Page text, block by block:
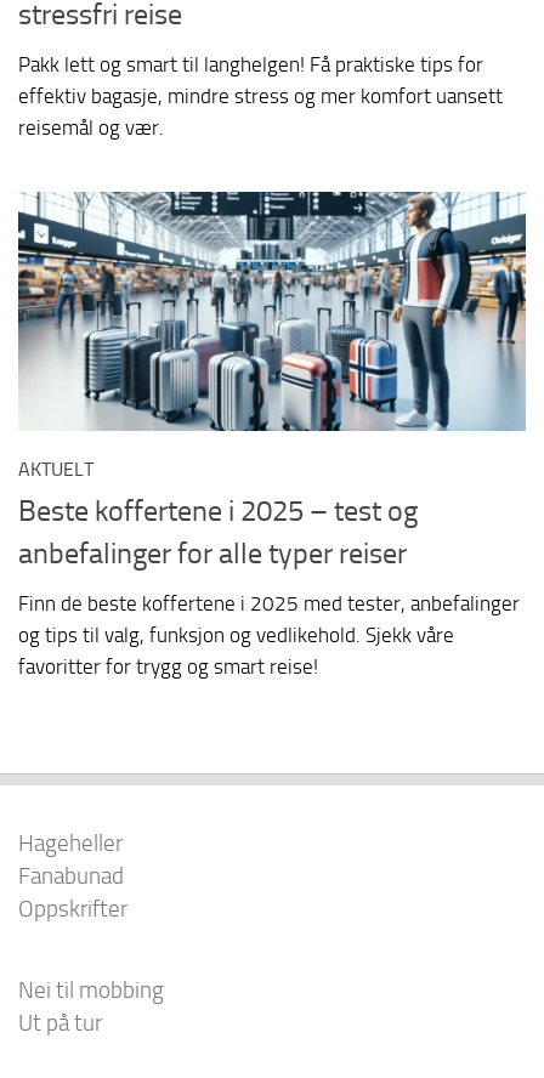
stressfri reise
Pakk lett og smart til langhelgen! Få praktiske tips for
effektiv bagasje, mindre stress og mer komfort uansett
reisemål og vær.
AKTUELT
Beste koffertene i 2025 – test og
anbefalinger for alle typer reiser
Finn de beste koffertene i 2025 med tester, anbefalinger
og tips til valg, funksjon og vedlikehold. Sjekk våre
favoritter for trygg og smart reise!
Hageheller
Fanabunad
Oppskrifter
Nei til mobbing
Ut på tur